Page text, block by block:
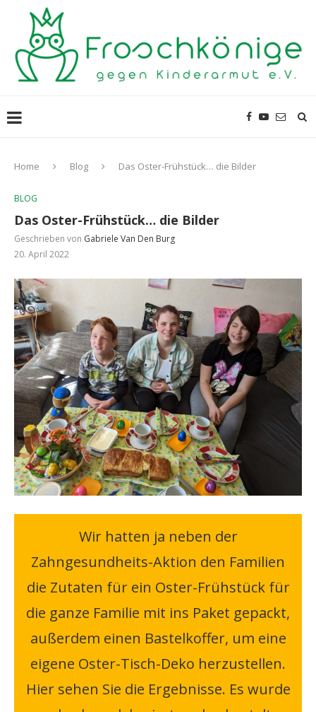
Home Blog Das Oster-Frühstück… die Bilder
BLOG
Das Oster-Frühstück… die Bilder
Geschrieben von Gabriele Van Den Burg
20. April 2022
Wir hatten ja neben der
Zahngesundheits-Aktion den Familien
die Zutaten für ein Oster-Frühstück für
die ganze Familie mit ins Paket gepackt,
außerdem einen Bastelkoffer, um eine
eigene Oster-Tisch-Deko herzustellen.
Hier sehen Sie die Ergebnisse. Es wurde